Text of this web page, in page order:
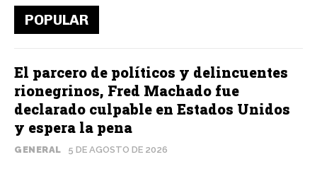
POPULAR
El parcero de políticos y delincuentes
rionegrinos, Fred Machado fue
declarado culpable en Estados Unidos
y espera la pena
GENERAL 5 DE AGOSTO DE 2026